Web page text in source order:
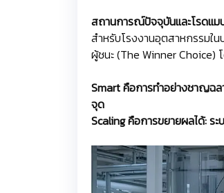
สถานการณ์ปัจจุบันและโรดแม
สำหรับโรงงานอุตสาหกรรมใ
ผู้ชนะ (The Winner Choice)
Smart คือการทำอย่างชาญฉล
จุด
Scaling คือการขยายผลได้: ร